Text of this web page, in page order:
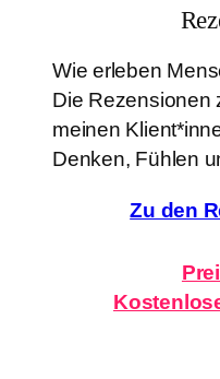
Wie erleben
Die Rezensionen
meinen
Denken, Fühlen
Zu den